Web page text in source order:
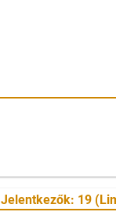
Jelentkezők: 19